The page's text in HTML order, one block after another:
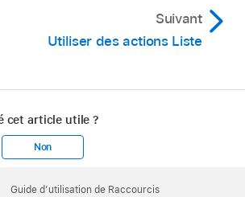
Suivant
Utiliser des actions Liste
cet article utile ?
Non
Guide d’utilisation de Raccourcis